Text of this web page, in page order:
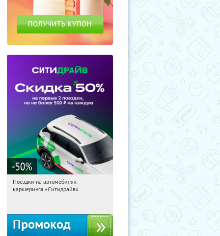
-50%
01:22:47
Получи первым!
Поездки на автомобилях
каршеринга «Ситидрайв»
Промокод